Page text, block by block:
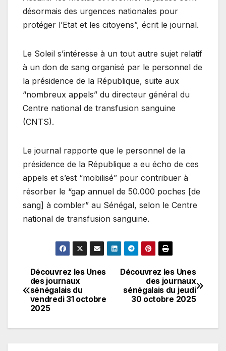
désormais des urgences nationales pour
protéger l’Etat et les citoyens”, écrit le journal.
Le Soleil s’intéresse à un tout autre sujet relatif
à un don de sang organisé par le personnel de
la présidence de la République, suite aux
“nombreux appels” du directeur général du
Centre national de transfusion sanguine
(CNTS).
Le journal rapporte que le personnel de la
présidence de la République a eu écho de ces
appels et s’est “mobilisé” pour contribuer à
résorber le “gap annuel de 50.000 poches [de
sang] à combler” au Sénégal, selon le Centre
national de transfusion sanguine.
Navigation
de
Découvrez les Unes
des journaux
sénégalais du jeudi
30 octobre 2025
Découvrez les Unes
des journaux
sénégalais du
vendredi 31 octobre
2025